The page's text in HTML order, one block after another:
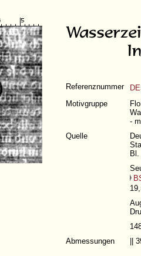
Referenznummer
Motivgruppe
-
Quelle
Abmessungen
||